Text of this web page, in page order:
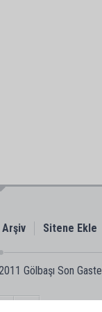
Arşiv Sitene Ekle
Gölbaşı Son Gaste